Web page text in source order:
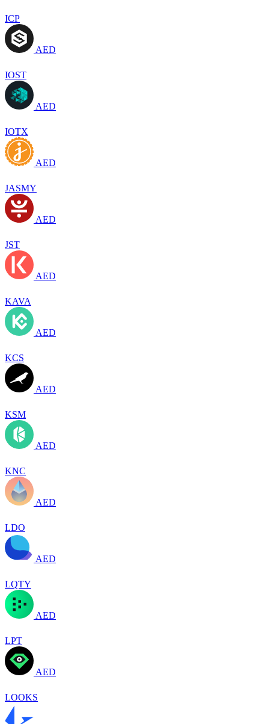
ICP
AED
IOST
AED
IOTX
AED
JASMY
AED
JST
AED
KAVA
AED
KCS
AED
KSM
AED
KNC
AED
LDO
AED
LQTY
AED
LPT
AED
LOOKS